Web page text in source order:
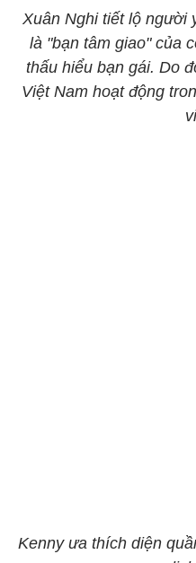
Xuân Nghi tiết lộ người
là "bạn tâm giao" của
thấu hiểu bạn gái. Do
Việt Nam hoạt động
Kenny ưa thích diện